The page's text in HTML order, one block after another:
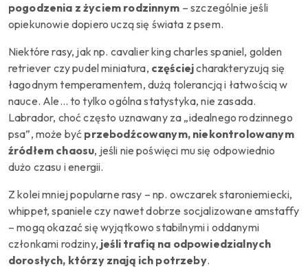
pogodzenia z życiem rodzinnym – szczególnie jeśli
opiekunowie dopiero uczą się świata z psem.
Niektóre rasy, jak np. cavalier king charles spaniel, golden
retriever czy pudel miniatura, częściejcharakteryzują się
łagodnym temperamentem, dużą tolerancją i łatwością w
nauce. Ale… to tylko ogólna statystyka, nie zasada.
Labrador, choć często uznawany za „idealnego rodzinnego
psa”, może być przebodźcowanym, niekontrolowanym
źródłem chaosu, jeśli nie poświęci mu się odpowiednio
dużo czasu i energii.
Z kolei mniej popularne rasy – np. owczarek staroniemiecki,
whippet, spaniele czy nawet dobrze socjalizowane amstaffy
– mogą okazać się wyjątkowo stabilnymi i oddanymi
członkami rodziny, jeśli trafią na odpowiedzialnych
dorosłych, którzy znają ich potrzeby.